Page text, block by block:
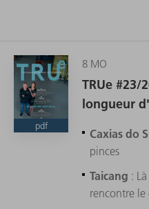
pdf
8 MO
TRUe #23/
longueur
Caxias do
pinces
Taicang :
rencontre